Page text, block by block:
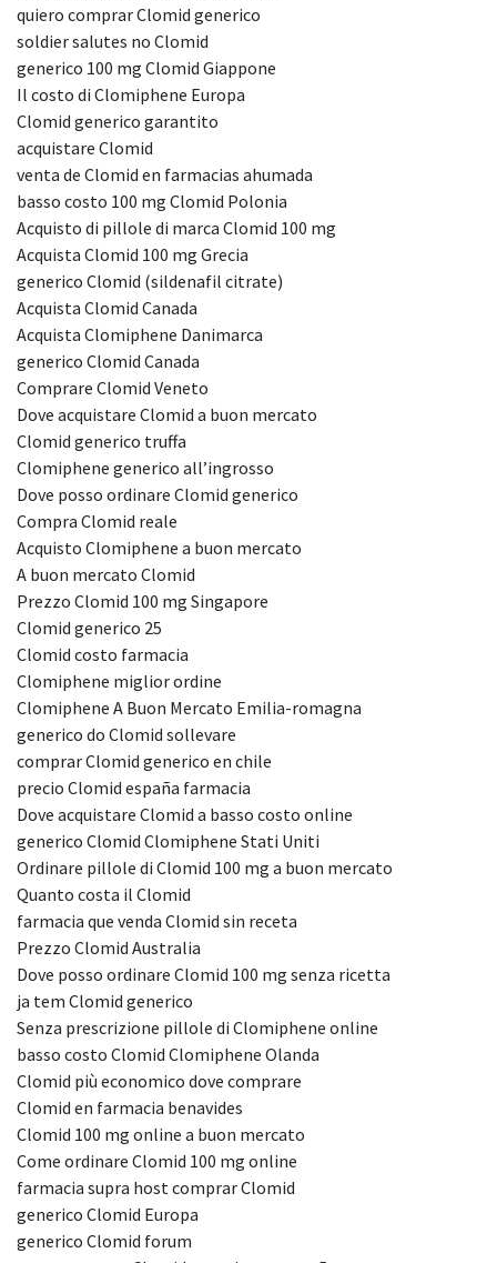
quiero comprar Clomid generico
soldier salutes no Clomid
generico 100 mg Clomid Giappone
Il costo di Clomiphene Europa
Clomid generico garantito
acquistare Clomid
venta de Clomid en farmacias ahumada
basso costo 100 mg Clomid Polonia
Acquisto di pillole di marca Clomid 100 mg
Acquista Clomid 100 mg Grecia
generico Clomid (sildenafil citrate)
Acquista Clomid Canada
Acquista Clomiphene Danimarca
generico Clomid Canada
Comprare Clomid Veneto
Dove acquistare Clomid a buon mercato
Clomid generico truffa
Clomiphene generico all’ingrosso
Dove posso ordinare Clomid generico
Compra Clomid reale
Acquisto Clomiphene a buon mercato
A buon mercato Clomid
Prezzo Clomid 100 mg Singapore
Clomid generico 25
Clomid costo farmacia
Clomiphene miglior ordine
Clomiphene A Buon Mercato Emilia-romagna
generico do Clomid sollevare
comprar Clomid generico en chile
precio Clomid españa farmacia
Dove acquistare Clomid a basso costo online
generico Clomid Clomiphene Stati Uniti
Ordinare pillole di Clomid 100 mg a buon mercato
Quanto costa il Clomid
farmacia que venda Clomid sin receta
Prezzo Clomid Australia
Dove posso ordinare Clomid 100 mg senza ricetta
ja tem Clomid generico
Senza prescrizione pillole di Clomiphene online
basso costo Clomid Clomiphene Olanda
Clomid più economico dove comprare
Clomid en farmacia benavides
Clomid 100 mg online a buon mercato
Come ordinare Clomid 100 mg online
farmacia supra host comprar Clomid
generico Clomid Europa
generico Clomid forum